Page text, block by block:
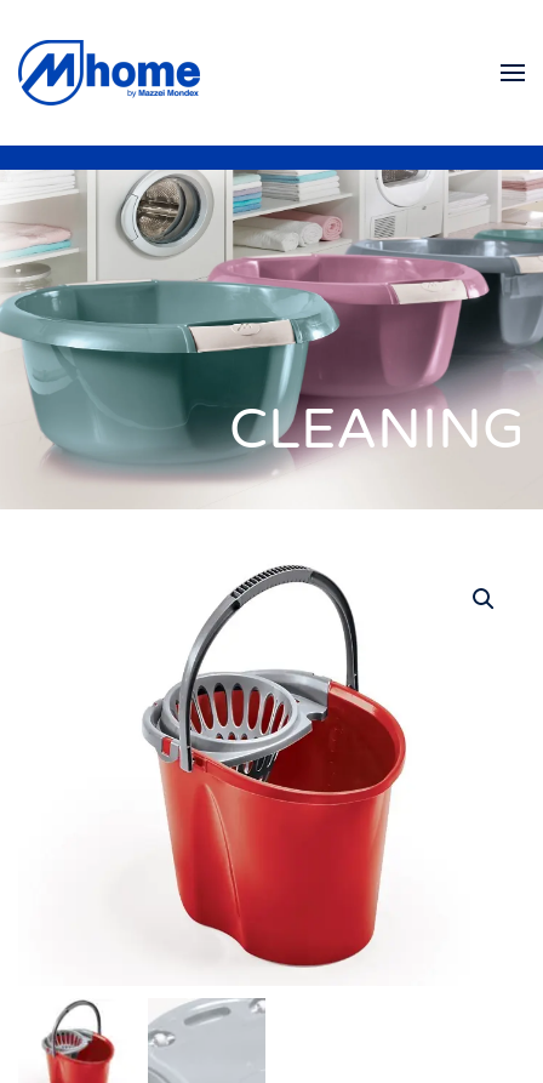
Skip to main content
CLEANING